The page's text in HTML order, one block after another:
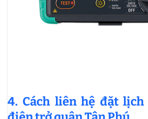
4. Cách liên hệ đặt lịch